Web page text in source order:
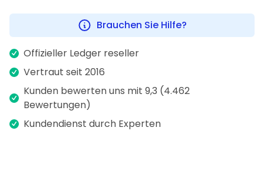
Brauchen Sie Hilfe?
Offizieller Ledger reseller
Vertraut seit 2016
Kunden bewerten uns mit 9,3 (4.462
Bewertungen)
Kundendienst durch Experten